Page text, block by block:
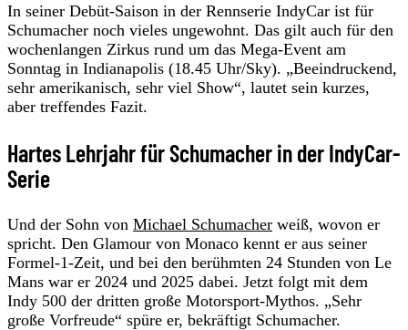
In seiner Debüt-Saison in der Rennserie IndyCar ist für
Schumacher noch vieles ungewohnt. Das gilt auch für den
wochenlangen Zirkus rund um das Mega-Event am
Sonntag in Indianapolis (18.45 Uhr/Sky). „Beeindruckend,
sehr amerikanisch, sehr viel Show“, lautet sein kurzes,
aber treffendes Fazit.
Hartes Lehrjahr für Schumacher in der IndyCar-
Serie
Und der Sohn von Michael Schumacher weiß, wovon er
spricht. Den Glamour von Monaco kennt er aus seiner
Formel-1-Zeit, und bei den berühmten 24 Stunden von Le
Mans war er 2024 und 2025 dabei. Jetzt folgt mit dem
Indy 500 der dritten große Motorsport-Mythos. „Sehr
große Vorfreude“ spüre er, bekräftigt Schumacher.